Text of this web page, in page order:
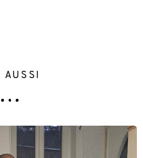
AUSSI